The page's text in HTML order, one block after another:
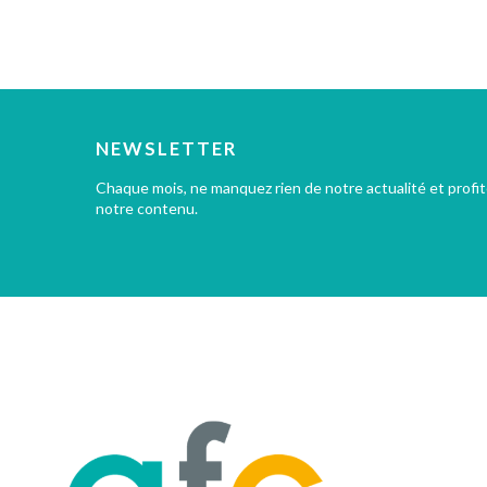
NEWSLETTER
Chaque mois, ne manquez rien de notre actualité et
notre contenu.